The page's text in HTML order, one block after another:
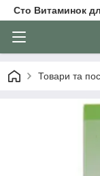
Сто Витаминок
Товари та